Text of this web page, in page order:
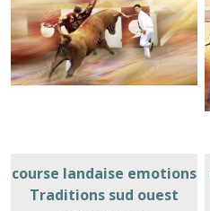
course landaise emotions
Traditions sud ouest